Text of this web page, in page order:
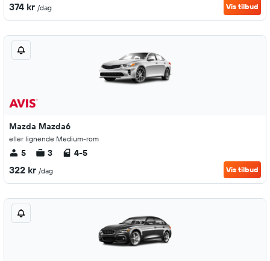
374 kr /dag Vis tilbud
Mazda Mazda6
eller lignende Medium-rom
5 3 4-5
322 kr /dag Vis tilbud